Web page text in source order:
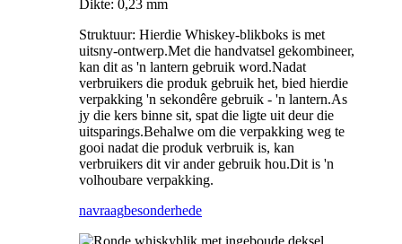
Dikte: 0,23 mm
Struktuur: Hierdie Whiskey-blikboks is met
uitsny-ontwerp.Met die handvatsel gekombineer,
kan dit as 'n lantern gebruik word.Nadat
verbruikers die produk gebruik het, bied hierdie
verpakking 'n sekondêre gebruik - 'n lantern.As
jy die kers binne sit, spat die ligte uit deur die
uitsparings.Behalwe om die verpakking weg te
gooi nadat die produk verbruik is, kan
verbruikers dit vir ander gebruik hou.Dit is 'n
volhoubare verpakking.
navraagbesonderhede